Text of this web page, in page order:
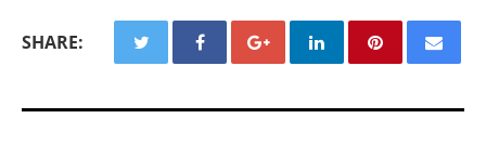
SHARE: